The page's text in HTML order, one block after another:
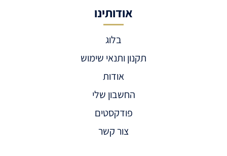
אודותינו
בלוג
תקנון ותנאי שימוש
אודות
החשבון שלי
פודקסטים
צור קשר